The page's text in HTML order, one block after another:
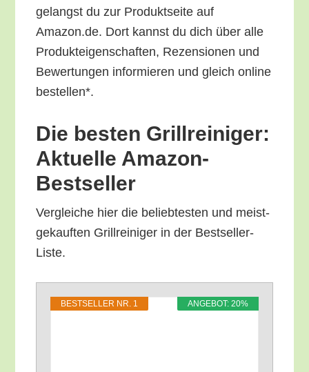
gelangst du zur Pro­dukt­sei­te auf
Amazon.de. Dort kannst du dich über alle
Pro­duk­tei­gen­schaf­ten, Rezen­sio­nen und
Bewer­tun­gen infor­mie­ren und gleich online
bestellen*.
Die bes­ten Grill­rei­ni­ger:
Aktu­el­le Amazon-
Bestseller
Ver­glei­che hier die belieb­tes­ten und meist­
ge­kauf­ten Grill­rei­ni­ger in der Bestseller-
Liste.
ANGE­BOT: 20%
BEST­SEL­LER NR. 1